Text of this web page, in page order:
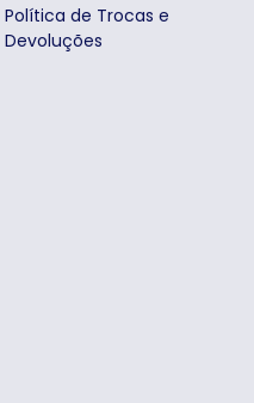
Política de Trocas e
Devoluções